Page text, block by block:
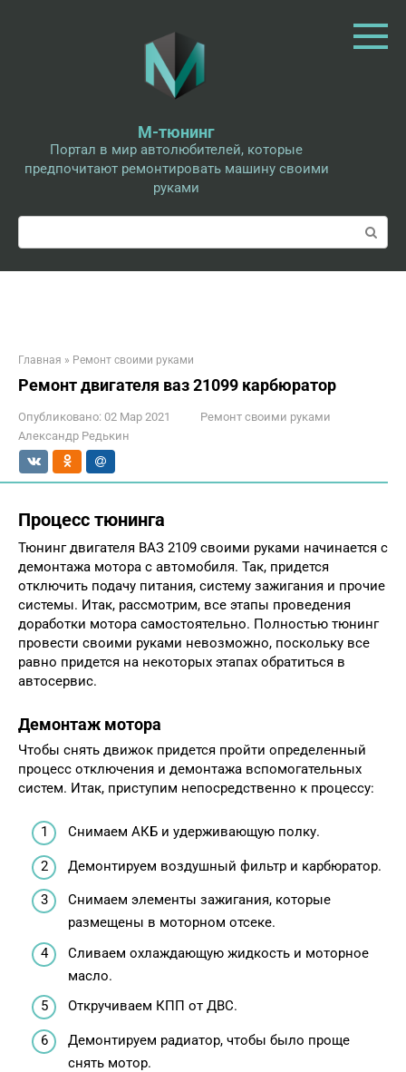
М-тюнинг
Портал в мир автолюбителей, которые
предпочитают ремонтировать машину своими
руками
Поиск:
Главная » Ремонт своими руками
Ремонт двигателя ваз 21099 карбюратор
Опубликовано: 02 Мар 2021
Ремонт своими руками
Александр Редькин
Процесс тюнинга
Тюнинг двигателя ВАЗ 2109 своими руками начинается с
демонтажа мотора с автомобиля. Так, придется
отключить подачу питания, систему зажигания и прочие
системы. Итак, рассмотрим, все этапы проведения
доработки мотора самостоятельно. Полностью тюнинг
провести своими руками невозможно, поскольку все
равно придется на некоторых этапах обратиться в
автосервис.
Демонтаж мотора
Чтобы снять движок придется пройти определенный
процесс отключения и демонтажа вспомогательных
систем. Итак, приступим непосредственно к процессу:
Снимаем АКБ и удерживающую полку.
Демонтируем воздушный фильтр и карбюратор.
Снимаем элементы зажигания, которые
размещены в моторном отсеке.
Сливаем охлаждающую жидкость и моторное
масло.
Откручиваем КПП от ДВС.
Демонтируем радиатор, чтобы было проще
снять мотор.